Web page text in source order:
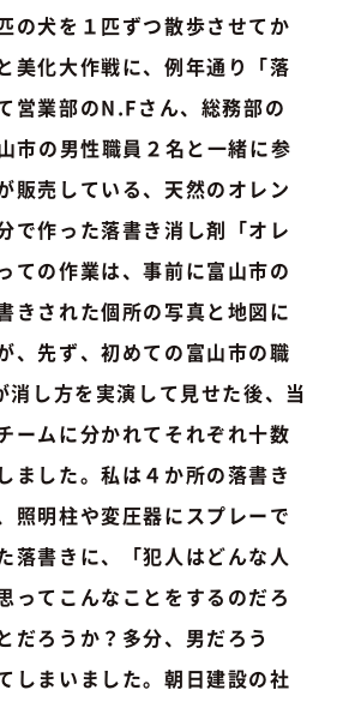
の犬を１匹ずつ散歩させてか
美化大作戦に、例年通り「落
営業部のN.Fさん、総務部の
市の男性職員２名と一緒に参
販売している、天然のオレン
で作った落書き消し剤「オレ
ての作業は、事前に富山市の
きされた個所の写真と地図に
、先ず、初めての富山市の職
消し方を実演して見せた後、当
ームに分かれてそれぞれ十数
ました。私は４か所の落書き
照明柱や変圧器にスプレーで
落書きに、「犯人はどんな人
ってこんなことをするのだろ
だろうか？多分、男だろう
しまいました。朝日建設の社